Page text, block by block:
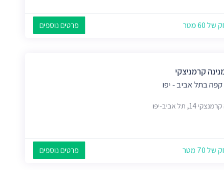
60 מטר פרטים נוספים
קרמניצקי
בתל אביב - יפו
14, תל אביב-יפו
70 מטר פרטים נוספים